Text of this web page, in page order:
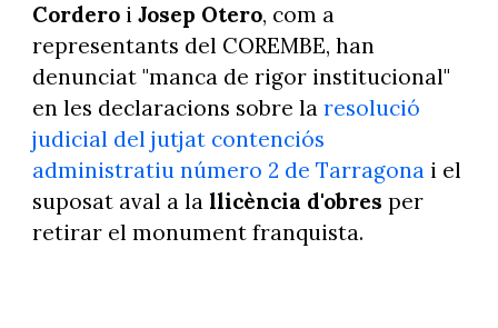
Corderoi Josep Otero, com a
representants del COREMBE, han
denunciat "manca de rigor institucional"
en les declaracions sobre la resolució
judicial del jutjat contenciós
administratiu número 2 de Tarragonai el
suposat aval a lallicència d'obres per
retirar el monument franquista.